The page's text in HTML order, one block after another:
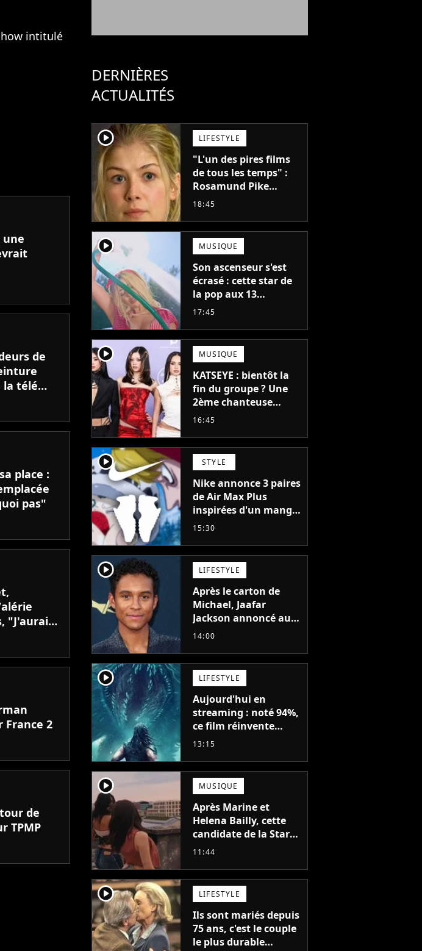
intitulé
une
de
la télé
place :
pas"
"J'aurais
France 2
de
TPMP
DERNIÈRES
ACTUALITÉS
player2 LIFESTYLE
"L'un des pires films
de tous les temps" :
Rosamund Pike
pensait que ce film
fiction avec Dwayne
Johnson mettrait fin à
sa carrière
18:45
player2 MUSIQUE
Son ascenseur s'est
écrasé : cette star de
la pop aux 13
milliards d'écoutes à
pensais ne plus
jamais chanter"
17:45
player2 MUSIQUE
KATSEYE : bientôt la
fin du groupe ? Une
2ème chanteuse
s'éloigne en 6 mois,
décision n’a pas été
facile"
16:45
player2 STYLE
Nike annonce 3 paires
de Air Max Plus
inspirées d'un manga
culte de 1190
tomes
15:30
player2 LIFESTYLE
Après le carton de
Michael, Jaafar
Jackson annoncé au
casting d'un film
Smith
14:00
player2 LIFESTYLE
Aujourd'hui en
streaming : noté 94%,
ce film réinvente
complètement cette
fiction vieille de 40
ans
13:15
player2 MUSIQUE
Après Marine et
Helena Bailly, cette
candidate de la Star
Academy adorée du
premier album, "C'est
tellement puissant"
11:44
player2 LIFESTYLE
Ils sont mariés depuis
75 ans, c'est le couple
le plus durable